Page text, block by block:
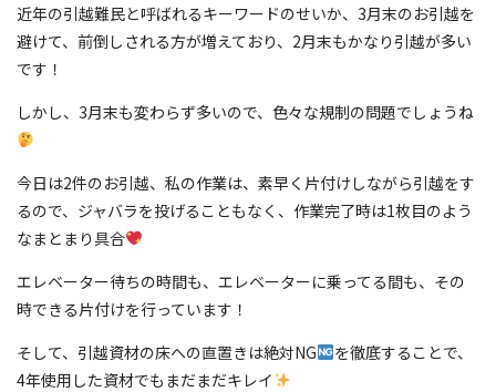
近年の引越難民と呼ばれるキーワードのせいか、3月末のお引越を
避けて、前倒しされる方が増えており、2月末もかなり引越が多い
です！
しかし、3月末も変わらず多いので、色々な規制の問題でしょうね
今日は2件のお引越、私の作業は、素早く片付けしながら引越をす
るので、ジャバラを投げることもなく、作業完了時は1枚目のよう
なまとまり具合
エレベーター待ちの時間も、エレベーターに乗ってる間も、その
時できる片付けを行っています！
そして、引越資材の床への直置きは絶対NG
を徹底することで、
4年使用した資材でもまだまだキレイ